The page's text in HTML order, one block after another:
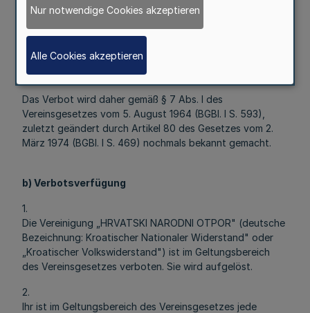
Das Verbot ist durch Urteil des
Bundesverwaltungsgerichts vom 25. Januar 1978 - I A
Es ist unanfechtbar.
Das Verbot wird daher gemäß § 7 Abs. l des
Vereinsgesetzes vom 5. August 1964 (BGBl. I S. 593),
zuletzt geändert durch Artikel 80 des Gesetzes vom 2.
März 1974 (BGBl. I S. 469) nochmals bekannt gemacht.
b) Verbotsverfügung
1.
Die Vereinigung „HRVATSKI NARODNI OTPOR" (deutsche
Bezeichnung: Kroatischer Nationaler Widerstand" oder
„Kroatischer Volkswiderstand") ist im Geltungsbereich
des Vereinsgesetzes verboten. Sie wird aufgelöst.
2.
Ihr ist im Geltungsbereich des Vereinsgesetzes jede
Nur notwendige Cookies akzeptieren
Alle Cookies akzeptieren